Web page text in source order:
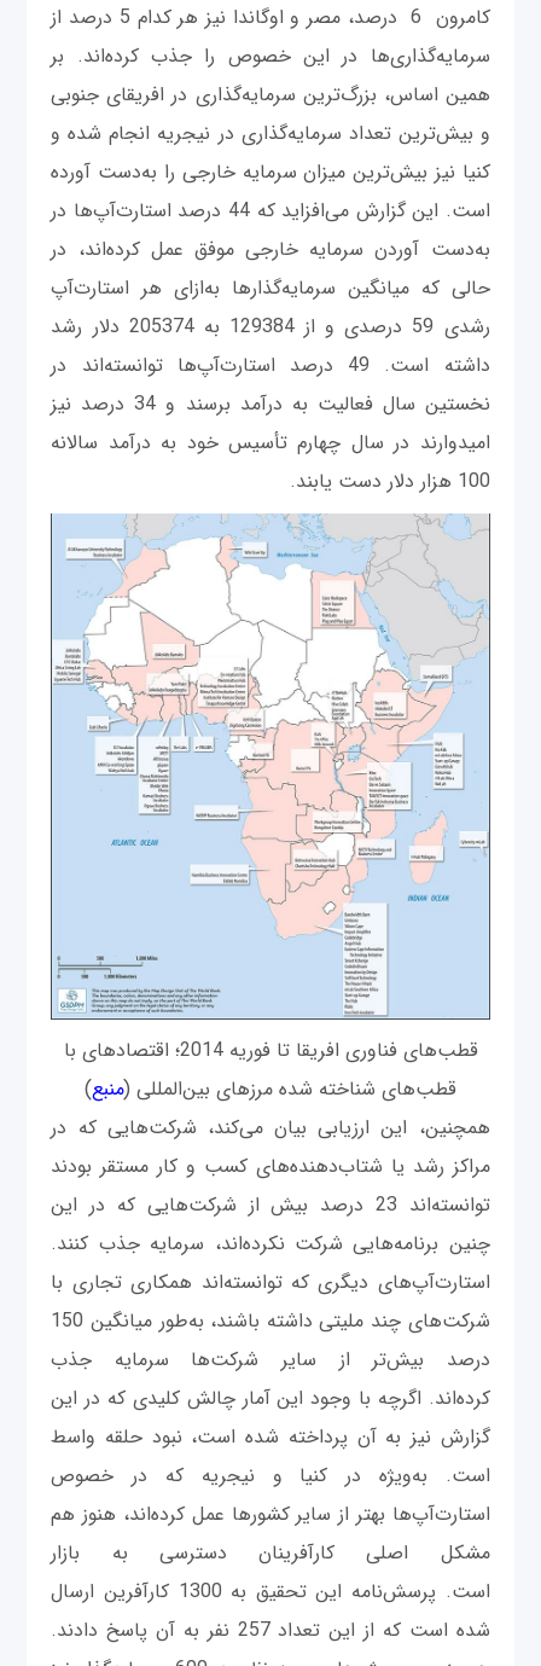
کامرون 6 درصد، مصر و اوگاندا نیز هر کدام 5 درصد از
سرمایه‌گذاری‌ها در این خصوص را جذب کرده‌اند. بر
همین اساس، بزرگ‌ترین سرمایه‌گذاری در افریقای جنوبی
و بیش‌ترین تعداد سرمایه‌گذاری در نیجریه انجام شده و
کنیا نیز بیش‌ترین میزان سرمایه خارجی را به‌دست آورده
است. این گزارش می‌افزاید که 44 درصد استارت‌آپ‌ها در
به‌دست آوردن سرمایه خارجی موفق عمل کرده‌اند، در
حالی که میانگین سرمایه‌گذارها به‌ازای هر استارت‌آپ
رشدی 59 درصدی و از 129384 به 205374 دلار رشد
داشته است. 49 درصد استارت‌آپ‌ها توانسته‌اند در
نخستین سال فعالیت به درآمد برسند و 34 درصد نیز
امیدوارند در سال چهارم تأسیس خود به درآمد سالانه
100 هزار دلار دست ‌یابند.
قطب‌های فناوری افریقا تا فوریه 2014؛ اقتصادهای با
قطب‌های شناخته شده مرزهای بین‌المللی (منبع)
همچنین، این ارزیابی بیان می‌کند، شرکت‌هایی که در
مراکز رشد یا شتاب‌دهنده‌های کسب و کار مستقر بودند
توانسته‌اند 23 درصد بیش از شرکت‌هایی که در این
چنین برنامه‌هایی شرکت نکرده‌اند، سرمایه جذب کنند.
استارت‌آپ‌های دیگری که توانسته‌اند همکاری تجاری با
شرکت‌های چند ملیتی داشته باشند، به‌طور میانگین 150
درصد بیش‌تر از سایر شرکت‌ها سرمایه جذب
کرده‌اند. اگرچه با وجود این آمار چالش کلیدی که در این
گزارش نیز به آن پرداخته شده است، نبود حلقه واسط
است. به‌ویژه در کنیا و نیجریه که در خصوص
استارت‌آپ‌ها بهتر از سایر کشورها عمل کرده‌اند، هنوز هم
مشکل اصلی کارآفرینان دسترسی به بازار
است. پرسش‌نامه این تحقیق به 1300 کارآفرین ارسال
شده است که از این تعداد 257 نفر به آن پاسخ دادند.